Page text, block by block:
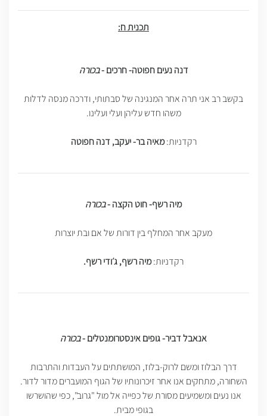
תכנית ח:
דנה נעים חפוטה- חרכים -בכורה
בקשב רב אני תרה אחר המנגינה של סבתותי, ודרכה מנסה לדלות
משהו חדש עליהן ועלי ועלינו.
רקדניות:מאיה בר- יעקב, דנה חפוטה
מיה רשף- חוט הקצה -בכורה
מעקב אחר המחלף בין דורות של אם ובת יוצרות
רקדניות:מיה רשף, ג׳ודי רשף.
אנאבל דביר- גופים אינסטרומנטלים -בכורה
דרך הבלוז ומשם לרוק-בלוז, המושתתים על העבדות והתרבות
השחורה, מתחקים אנו אחר זיכרונותיו של הגוף המועברים מדור לדור.
אנו נעים ומשמיעים מסורת של כפייה אל מול "גרוב", כפי שהושרשו
בגופי מבית.